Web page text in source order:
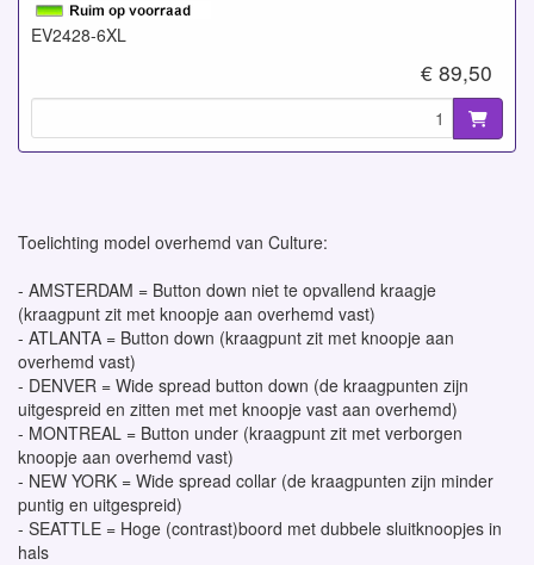
EV2428-6XL
€ 89,50
Toelichting model overhemd van Culture:
- AMSTERDAM = Button down niet te opvallend kraagje
(kraagpunt zit met knoopje aan overhemd vast)
- ATLANTA = Button down (kraagpunt zit met knoopje aan
overhemd vast)
- DENVER = Wide spread button down (de kraagpunten zijn
uitgespreid en zitten met met knoopje vast aan overhemd)
- MONTREAL = Button under (kraagpunt zit met verborgen
knoopje aan overhemd vast)
- NEW YORK = Wide spread collar (de kraagpunten zijn minder
puntig en uitgespreid)
- SEATTLE = Hoge (contrast)boord met dubbele sluitknoopjes in
hals